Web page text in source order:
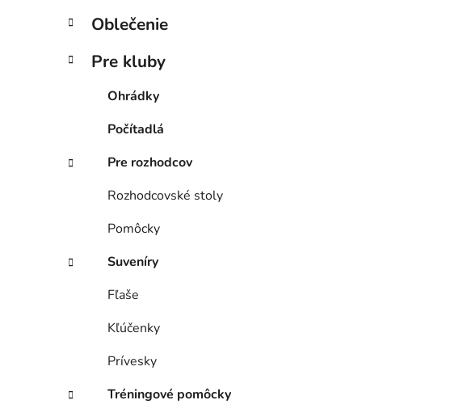
Oblečenie
Pre kluby
Ohrádky
Počítadlá
Pre rozhodcov
Rozhodcovské stoly
Pomôcky
Suveníry
Fľaše
Kľúčenky
Prívesky
Tréningové pomôcky